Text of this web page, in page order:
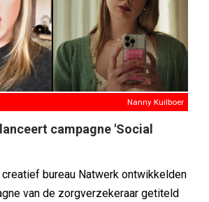
Nanny Kuilboer
campagne 'Social
bureau Natwerk ontwikkelden
van de zorgverzekeraar getiteld